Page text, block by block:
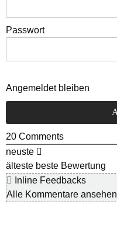
Passwort
Angemeldet bleiben
20 Comments
neuste
älteste beste Bewertung
Inline Feedbacks
Alle Kommentare ansehen